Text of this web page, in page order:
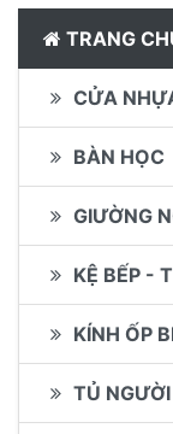
TRANG
CỬA
BÀN HỌC
GIƯỜNG
KỆ BẾP -
KÍNH ỐP
TỦ